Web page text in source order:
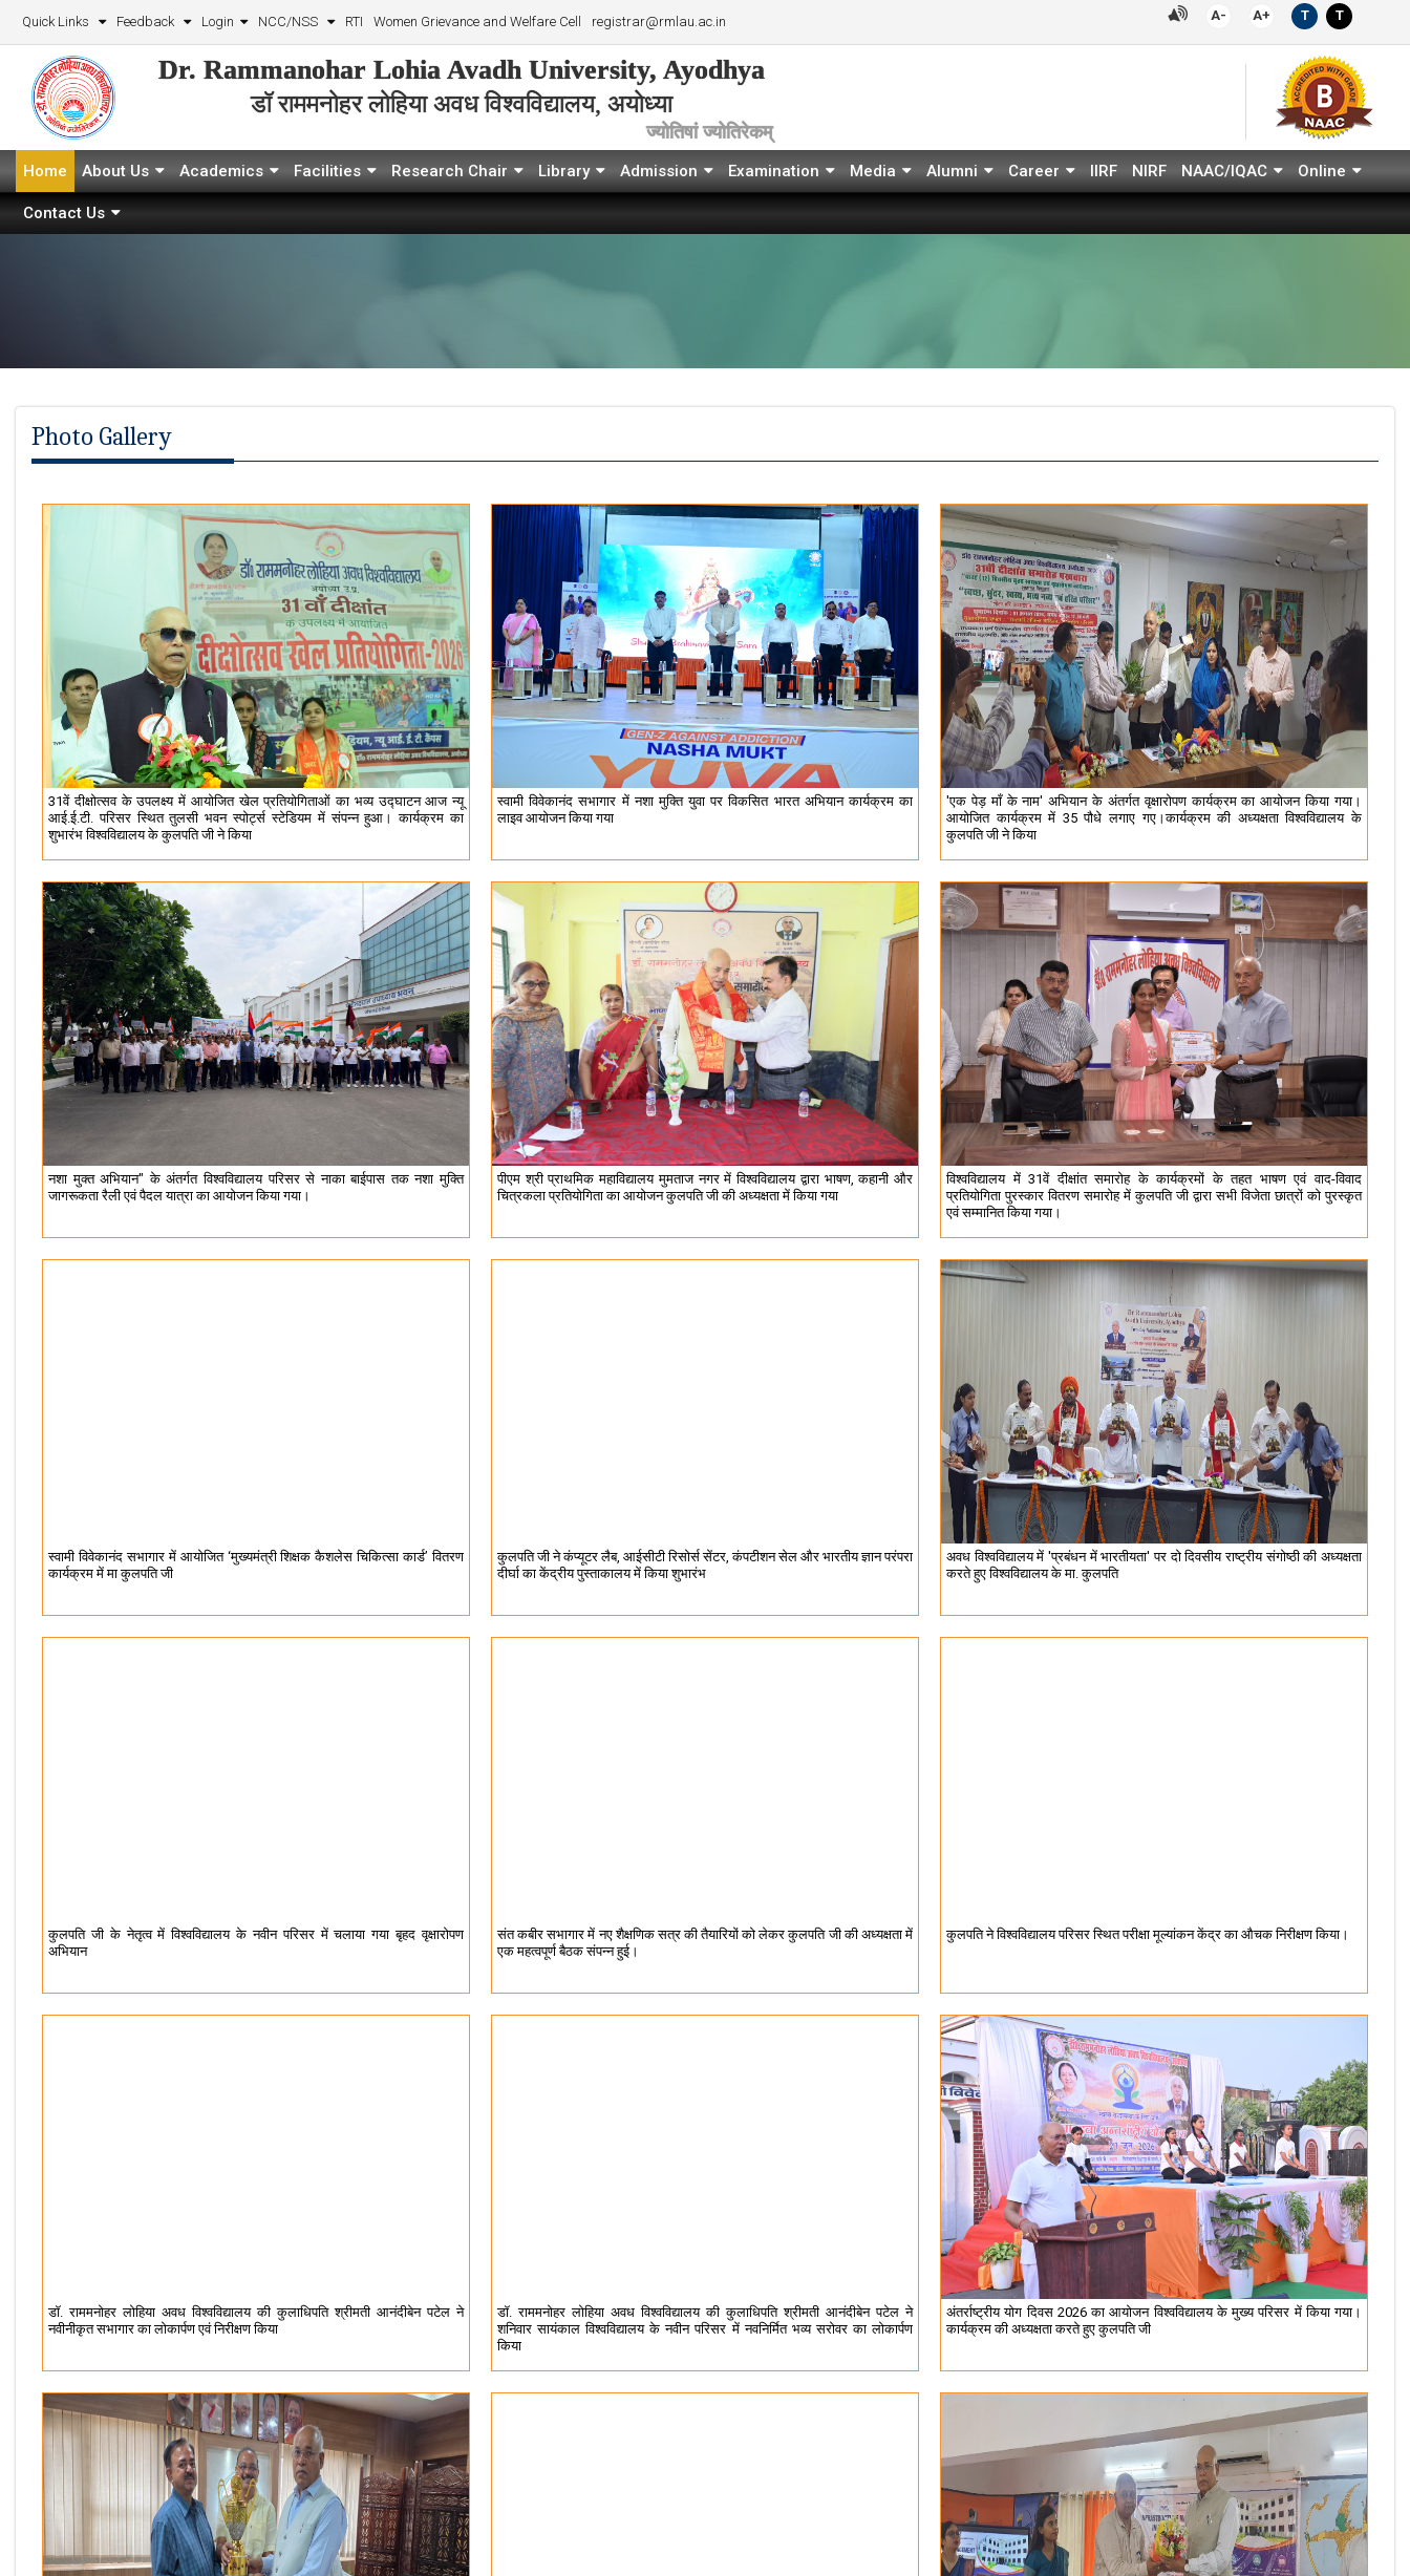
Quick Links Feedback Login NCC/NSS RTI Women Grievance and Welfare Cell registrar@rmlau.ac.in A- A+ T T
Dr. Rammanohar Lohia Avadh University, Ayodhya
डॉ राममनोहर लोहिया अवध विश्‍वविद्यालय, अयोध्या
ज्योतिषां ज्योतिरेकम्
Home About Us Academics Facilities Research Chair Library Admission Examination Media Alumni Career IIRF NIRF NAAC/IQAC Online
Contact Us
Photo Gallery
31वें दीक्षोत्सव के उपलक्ष्य में आयोजित खेल प्रतियोगिताओं का भव्य उद्घाटन आज न्यू
आई.ई.टी. परिसर स्थित तुलसी भवन स्पोर्ट्स स्टेडियम में संपन्न हुआ। कार्यक्रम का
शुभारंभ विश्वविद्यालय के कुलपति जी ने किया
स्वामी विवेकानंद सभागार में नशा मुक्ति युवा पर विकसित भारत अभियान कार्यक्रम का
लाइव आयोजन किया गया
'एक पेड़ माँ के नाम' अभियान के अंतर्गत वृक्षारोपण कार्यक्रम का आयोजन किया गया।
आयोजित कार्यक्रम में 35 पौधे लगाए गए।कार्यक्रम की अध्यक्षता विश्वविद्यालय के
कुलपति जी ने किया
नशा मुक्त अभियान" के अंतर्गत विश्वविद्यालय परिसर से नाका बाईपास तक नशा मुक्ति
जागरूकता रैली एवं पैदल यात्रा का आयोजन किया गया।
पीएम श्री प्राथमिक महाविद्यालय मुमताज नगर में विश्वविद्यालय द्वारा भाषण, कहानी और
चित्रकला प्रतियोगिता का आयोजन कुलपति जी की अध्यक्षता में किया गया
विश्वविद्यालय में 31वें दीक्षांत समारोह के कार्यक्रमों के तहत भाषण एवं वाद-विवाद
प्रतियोगिता पुरस्कार वितरण समारोह में कुलपति जी द्वारा सभी विजेता छात्रों को पुरस्कृत
एवं सम्मानित किया गया।
स्वामी विवेकानंद सभागार में आयोजित ‘मुख्यमंत्री शिक्षक कैशलेस चिकित्सा कार्ड’ वितरण
कार्यक्रम में मा कुलपति जी
कुलपति जी ने कंप्यूटर लैब, आईसीटी रिसोर्स सेंटर, कंपटीशन सेल और भारतीय ज्ञान परंपरा
दीर्घा का केंद्रीय पुस्ताकालय में किया शुभारंभ
अवध विश्वविद्यालय में 'प्रबंधन में भारतीयता' पर दो दिवसीय राष्ट्रीय संगोष्ठी की अध्यक्षता
करते हुए विश्वविद्यालय के मा. कुलपति
कुलपति जी के नेतृत्व में ​विश्वविद्यालय के नवीन परिसर में चलाया गया बृहद वृक्षारोपण
अभियान
संत कबीर सभागार में नए शैक्षणिक सत्र की तैयारियों को लेकर कुलपति जी की अध्यक्षता में
एक महत्वपूर्ण बैठक संपन्न हुई।
कुलपति ने विश्वविद्यालय परिसर स्थित परीक्षा मूल्यांकन केंद्र का औचक निरीक्षण किया।
डॉ. राममनोहर लोहिया अवध विश्वविद्यालय की कुलाधिपति श्रीमती आनंदीबेन पटेल ने
नवीनीकृत सभागार का लोकार्पण एवं निरीक्षण किया
डॉ. राममनोहर लोहिया अवध विश्वविद्यालय की कुलाधिपति श्रीमती आनंदीबेन पटेल ने
शनिवार सायंकाल विश्वविद्यालय के नवीन परिसर में नवनिर्मित भव्य सरोवर का लोकार्पण
किया
अंतर्राष्ट्रीय योग दिवस 2026 का आयोजन विश्वविद्यालय के मुख्य परिसर में किया गया।
कार्यक्रम की अध्यक्षता करते हुए कुलपति जी